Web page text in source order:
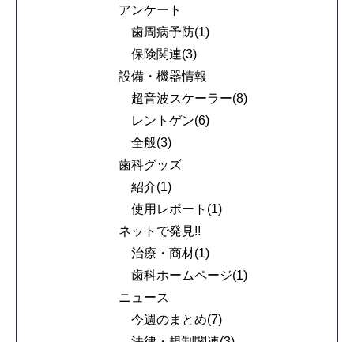
アンケート
歯周病予防(1)
保険関連(3)
設備・機器情報
超音波スケーラー(8)
レントゲン(6)
全般(3)
歯科グッズ
紹介(1)
使用レポート(1)
ネットで発見!!
治療・商材(1)
歯科ホームページ(1)
ニュース
今週のまとめ(7)